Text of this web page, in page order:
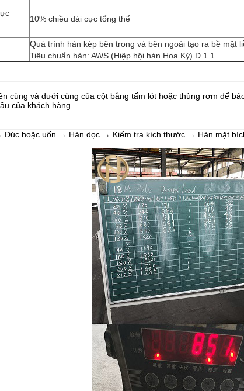
10% chiều dài cực tổng thể
Quá trình hàn kép bên trong và bên ngoài tạo ra bề mặt
Tiêu chuẩn hàn: AWS (Hiệp hội hàn Hoa Kỳ) D 1.1
cùng và dưới cùng của cột bằng tấm lót hoặc thùng rơm để
của khách hàng.
Đúc hoặc uốn → Hàn dọc → Kiểm tra kích thước → Hàn mặt